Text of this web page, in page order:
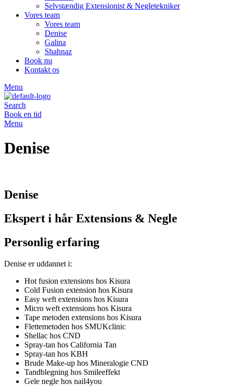
Selvstændig Extensionist & Negletekniker
Vores team
Vores team
Denise
Galina
Shahnaz
Book nu
Kontakt os
Menu
Search
Book en tid
Menu
Denise
Denise
Ekspert i hår Extensions & Negle
Personlig erfaring
Denise er uddannet i:
Hot fusion extensions hos Kisura
Cold Fusion extension hos Kisura
Easy weft extensions hos Kisura
Micro weft extensions hos Kisura
Tape metoden extensions hos Kisura
Flettemetoden hos SMUKclinic
Shellac hos CND
Spray-tan hos California Tan
Spray-tan hos KBH
Brude Make-up hos Mineralogie CND
Tandblegning hos Smileeffekt
Gele negle hos nail4you